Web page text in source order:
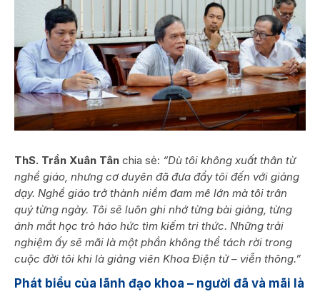
ThS. Trần Xuân Tân chia sẻ: “Dù tôi không xuất thân từ
nghề giáo, nhưng cơ duyên đã đưa đẩy tôi đến với giảng
dạy. Nghề giáo trở thành niềm đam mê lớn mà tôi trân
quý từng ngày. Tôi sẽ luôn ghi nhớ từng bài giảng, từng
ánh mắt học trò háo hức tìm kiếm tri thức. Những trải
nghiệm ấy sẽ mãi là một phần không thể tách rời trong
cuộc đời tôi khi là giảng viên Khoa Điện tử – viễn thông.”
Phát biểu của lãnh đạo khoa – người đã và mãi là